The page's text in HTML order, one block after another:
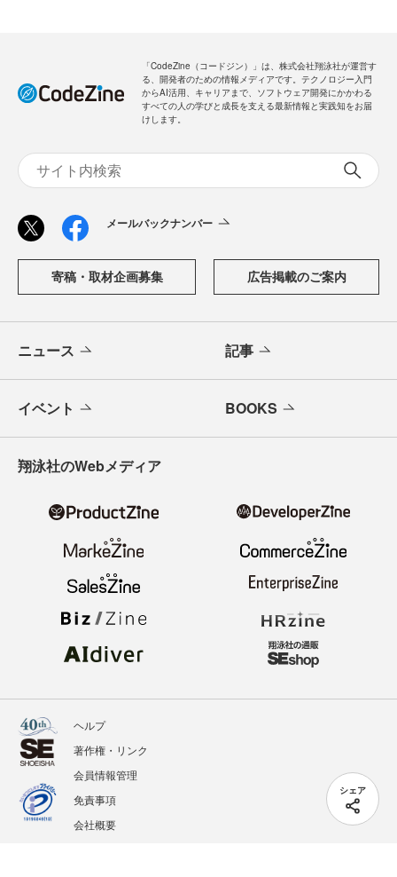
シェア
「CodeZine（コードジン）」は、株式会社翔泳社が運営す
る、開発者のための情報メディアです。テクノロジー入門
からAI活用、キャリアまで、ソフトウェア開発にかかわる
すべての人の学びと成長を支える最新情報と実践知をお届
けします。
メールバックナンバー
寄稿・取材企画募集 広告掲載のご案内
ニュース 記事
イベント BOOKS
翔泳社のWebメディア
ヘルプ
著作権・リンク
会員情報管理
免責事項
会社概要